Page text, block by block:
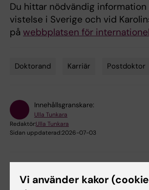
Du hittar nödvändig
vistelse i Sverige och vid
på webbplatsen för
Doktorand Karriär Postdoktor
Innehållsgranskare:
Ulla Tunkara
Redaktör:Ulla Tunkara
Sidan uppdaterad:2026-07-03
Vi använder kakor